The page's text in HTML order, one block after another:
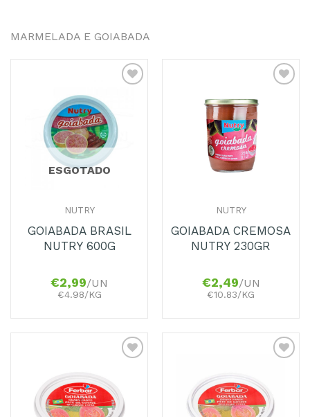
MARMELADA E GOIABADA
Adicionar
aos
Favoritos
ESGOTADO
NUTRY
GOIABADA BRASIL
NUTRY 600G
€2,99/UN
€4.98/KG
Adicionar
Favoritos
NUTRY
GOIABADA CREMOSA
NUTRY 230GR
€2,49/UN
€10.83/KG
aos
Favoritos
aos
Favoritos